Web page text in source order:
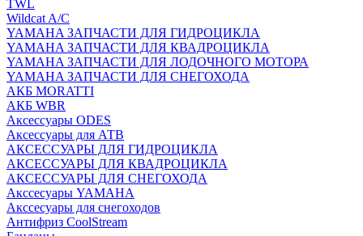
TWL
Wildcat A/C
YAMAHA ЗАПЧАСТИ ДЛЯ ГИДРОЦИКЛА
YAMAHA ЗАПЧАСТИ ДЛЯ КВАДРОЦИКЛА
YAMAHA ЗАПЧАСТИ ДЛЯ ЛОДОЧНОГО МОТОРА
YAMAHA ЗАПЧАСТИ ДЛЯ СНЕГОХОДА
АКБ MORATTI
АКБ WBR
Аксессуары ODES
Аксессуары для АТВ
АКСЕССУАРЫ ДЛЯ ГИДРОЦИКЛА
АКСЕССУАРЫ ДЛЯ КВАДРОЦИКЛА
АКСЕССУАРЫ ДЛЯ СНЕГОХОДА
Акссесуары YAMAHA
Акссесуары для снегоходов
Антифриз CoolStream